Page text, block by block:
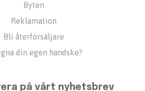
Byten
Reklamation
Bli återförsäljare
din egen handske?
på vårt nyhetsbrev